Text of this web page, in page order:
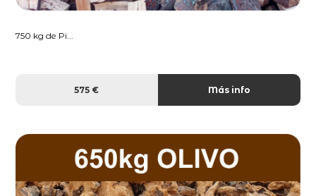
750 kg de Pi...
575 € Más info